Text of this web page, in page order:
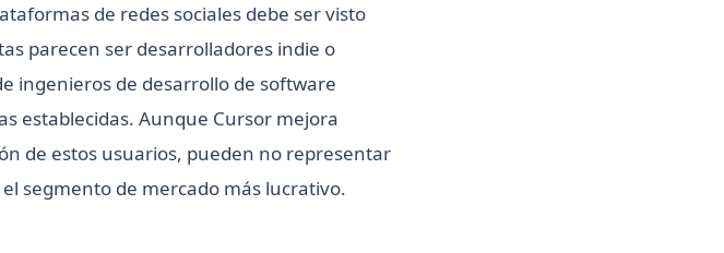
de redes sociales debe ser visto
parecen ser desarrolladores indie o
ingenieros de desarrollo de software
establecidas. Aunque Cursor mejora
de estos usuarios, pueden no representar
segmento de mercado más lucrativo.